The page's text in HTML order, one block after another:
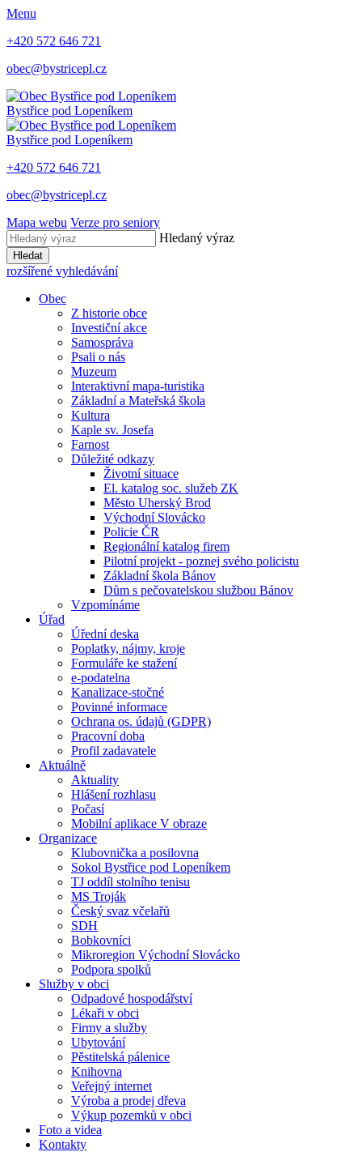
Menu
+420 572 646 721
obec@bystricepl.cz
Bystřice pod Lopeníkem
Bystřice pod Lopeníkem
+420 572 646 721
obec@bystricepl.cz
Mapa webu Verze pro seniory
Hledaný výraz
Hledat
rozšířené vyhledávání
Obec
Z historie obce
Investiční akce
Samospráva
Psali o nás
Muzeum
Interaktivní mapa-turistika
Základní a Mateřská škola
Kultura
Kaple sv. Josefa
Farnost
Důležité odkazy
Životní situace
El. katalog soc. služeb ZK
Město Uherský Brod
Východní Slovácko
Policie ČR
Regionální katalog firem
Pilotní projekt - poznej svého policistu
Základní škola Bánov
Dům s pečovatelskou službou Bánov
Vzpomínáme
Úřad
Úřední deska
Poplatky, nájmy, kroje
Formuláře ke stažení
e-podatelna
Kanalizace-stočné
Povinné informace
Ochrana os. údajů (GDPR)
Pracovní doba
Profil zadavatele
Aktuálně
Aktuality
Hlášení rozhlasu
Počasí
Mobilní aplikace V obraze
Organizace
Klubovnička a posilovna
Sokol Bystřice pod Lopeníkem
TJ oddíl stolního tenisu
MS Troják
Český svaz včelařů
SDH
Bobkovníci
Mikroregion Východní Slovácko
Podpora spolků
Služby v obci
Odpadové hospodářství
Lékaři v obci
Firmy a služby
Ubytování
Pěstitelská pálenice
Knihovna
Veřejný internet
Výroba a prodej dřeva
Výkup pozemků v obci
Foto a videa
Kontakty